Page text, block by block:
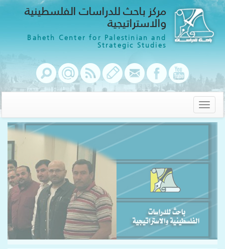
مركز باحث للدراسات الفلسطينية
والاستراتيجية
Baheth Center for Palestinian and
Strategic Studies
Toggle
navigation